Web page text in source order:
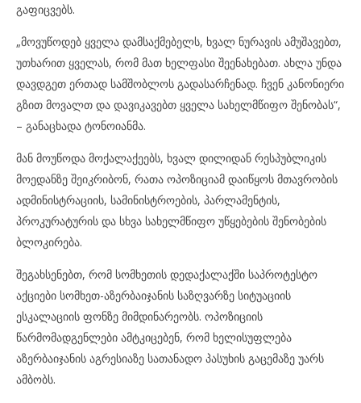
გაფიცვებს.
„მოვუწოდებ ყველა დამსაქმებელს, ხვალ ნურავის ამუშავებთ,
უთხარით ყველას, რომ მათ ხელფასი შეენახებათ. ახლა უნდა
დავდგეთ ერთად სამშობლოს გადასარჩენად. ჩვენ კანონიერი
გზით მოვალთ და დავიკავებთ ყველა სახელმწიფო შენობას“,
– განაცხადა ტონოიანმა.
მან მოუწოდა მოქალაქეებს, ხვალ დილიდან რესპუბლიკის
მოედანზე შეიკრიბონ, რათა ოპოზიციამ დაიწყოს მთავრობის
ადმინისტრაციის, სამინისტროების, პარლამენტის,
პროკურატურის და სხვა სახელმწიფო უწყებების შენობების
ბლოკირება.
შეგახსენებთ, რომ სომხეთის დედაქალაქში საპროტესტო
აქციები სომხეთ-აზერბაიჯანის საზღვარზე სიტუაციის
ესკალაციის ფონზე მიმდინარეობს. ოპოზიციის
წარმომადგენლები ამტკიცებენ, რომ ხელისუფლება
აზერბაიჯანის აგრესიაზე სათანადო პასუხის გაცემაზე უარს
ამბობს.